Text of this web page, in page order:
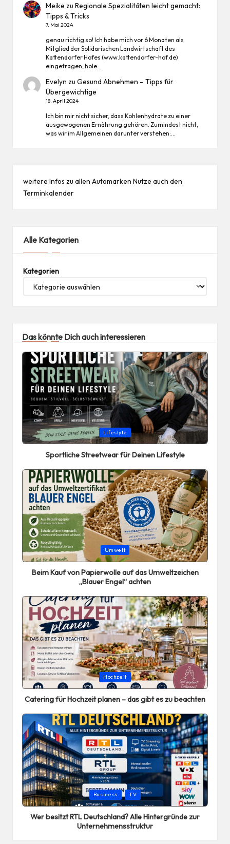
Meike zuRegionale Spezialitäten leicht gemacht:
Tipps & Tricks
7. Mai 2024
genau richtig so! Ich habe mich vor 6 Monaten als
Mitglied der Solidarischen Landwirtschaft des
Kattendorfer Hofes (www.kattendorfer-hof.de)
eingetragen, hole…
Evelyn zuGesund Abnehmen – Tipps für
Übergewichtige
18. April 2024
Ich bin mir nicht sicher, dass Kohlenhydrate zu einer
ausgewogenen Ernährung gehören. Zumindest nicht,
was wir im Allgemeinen darunter verstehen:…
weitere Infos zu allen Automarken Nutze auch den
Terminkalender
Alle Kategorien
Kategorien
Das könnte Dich auch interessieren
Posted
in
Lifestyle
Sportliche Streetwear für Deinen Lifestyle
Posted
in
Umwelt
Beim Kauf von Papierwolle auf das Umweltzeichen
„Blauer Engel“ achten
Posted
in
Hochzeit
Catering für Hochzeit planen – das gibt es zu beachten
Posted
in
Business TV
Wer besitzt RTL Deutschland? Alle Hintergründe zur
Unternehmensstruktur